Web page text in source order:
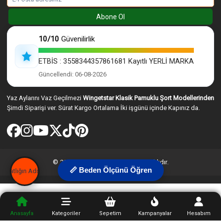
Abone Ol
10/10 Güvenilirlik
ETBİS : 3558344357861681 Kayıtlı YERLİ MARKA
Güncellendi: 06-08-2026
Yaz Aylarını Vaz Geçilmezi Wingetstar Klasik Pamuklu Şort Modellerinden
Şimdi Siparişi ver. Sürat Kargo Ortalama İki işgünü içinde Kapınız da.
© 2026 Wingetstar. Tüm hakları saklıdır.
Anasayfa Kategoriler Sepetim Kampanyalar Hesabım
📏 Beden Ölçünü Öğren